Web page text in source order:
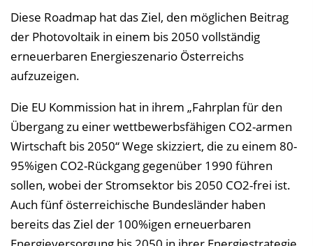
e
i
n
l
Diese Roadmap hat das Ziel, den möglichen Beitrag
der Photovoltaik in einem bis 2050 vollständig
erneuerbaren Energieszenario Österreichs
aufzuzeigen.
Die EU Kommission hat in ihrem „Fahrplan für den
Übergang zu einer wettbewerbsfähigen CO2-armen
Wirtschaft bis 2050“ Wege skizziert, die zu einem 80-
95%igen CO2-Rückgang gegenüber 1990 führen
sollen, wobei der Stromsektor bis 2050 CO2-frei ist.
Auch fünf österreichische Bundesländer haben
bereits das Ziel der 100%igen erneuerbaren